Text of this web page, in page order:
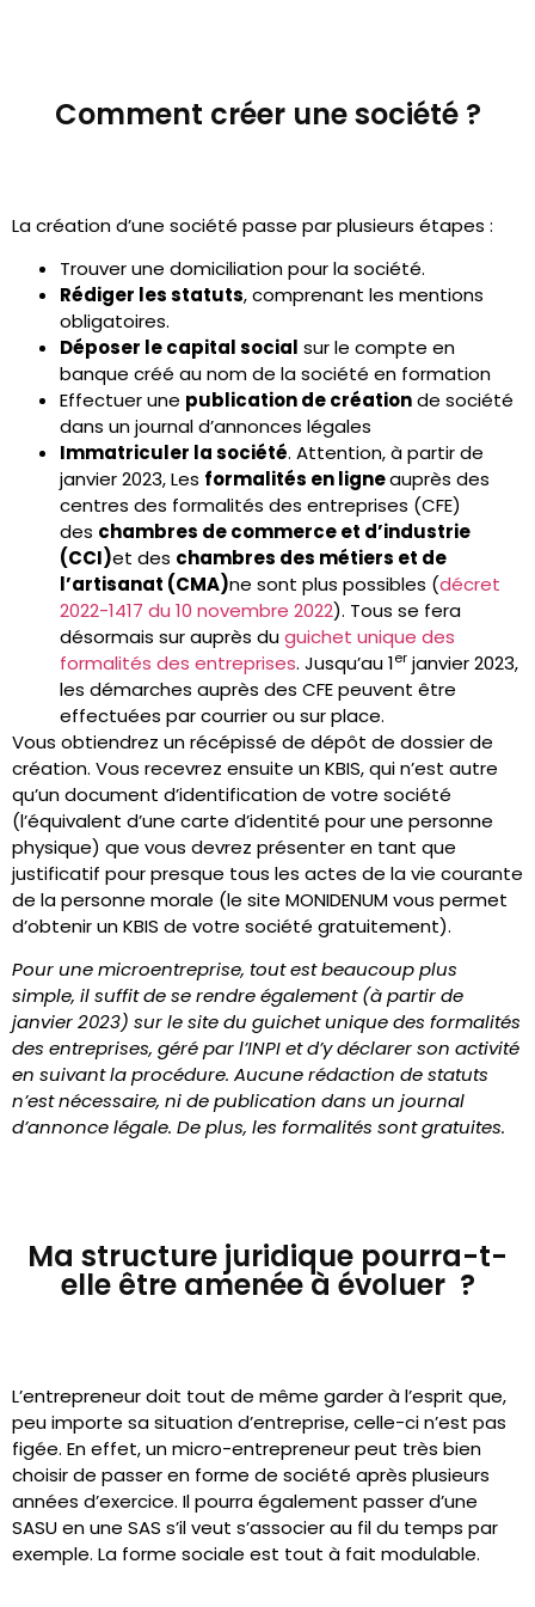
Comment créer une société ?
La création d’une société passe par plusieurs étapes :
Trouver une domiciliation pour la société.
Rédiger les statuts, comprenant les mentions
obligatoires.
Déposer le capital social sur le compte en
banque créé au nom de la société en formation
Effectuer une publication de créationde société
dans un journal d’annonces légales
Immatriculer la société. Attention, à partir de
janvier 2023, Les formalités en ligneauprès des
centres des formalités des entreprises (CFE)
des chambres de commerce et d’industrie
(CCI)et des chambres des métiers et de
l’artisanat (CMA)ne sont plus possibles (décret
2022-1417 du 10 novembre 2022). Tous se fera
désormais sur auprès duguichet unique des
formalités des entreprises. Jusqu’au 1er janvier 2023,
les démarches auprès des CFE peuvent être
effectuées par courrier ou sur place.
Vous obtiendrez un récépissé de dépôt de dossier de
création. Vous recevrez ensuite un KBIS, qui n’est autre
qu’un document d’identification de votre société
(l’équivalent d’une carte d’identité pour une personne
physique) que vous devrez présenter en tant que
justificatif pour presque tous les actes de la vie courante
de la personne morale (le site MONIDENUM vous permet
d’obtenir un KBIS de votre société gratuitement).
Pour une microentreprise, tout est beaucoup plus
simple, il suffit de se rendre également (à partir de
janvier 2023) sur le site du guichet unique des formalités
des entreprises, géré par l’INPI et d’y déclarer son activité
en suivant la procédure. Aucune rédaction de statuts
n’est nécessaire, ni de publication dans un journal
d’annonce légale. De plus, les formalités sont gratuites.
Ma structure juridique pourra-t-
elle être amenée à évoluer ?
L’entrepreneur doit tout de même garder à l’esprit que,
peu importe sa situation d’entreprise, celle-ci n’est pas
figée. En effet, un micro-entrepreneur peut très bien
choisir de passer en forme de société après plusieurs
années d’exercice. Il pourra également passer d’une
SASU en une SAS s’il veut s’associer au fil du temps par
exemple. La forme sociale est tout à fait modulable.